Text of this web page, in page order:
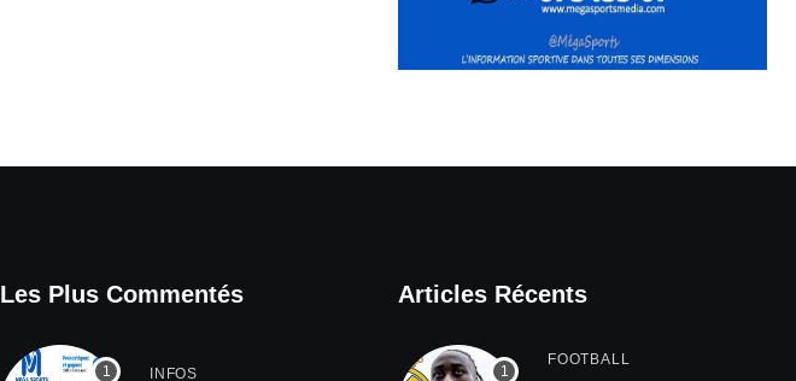
Les Plus Commentés
INFOS
Articles Récents
FOOTBALL